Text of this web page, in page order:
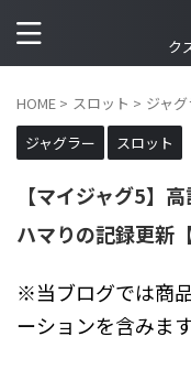
ク
HOME > スロット > ジャ
ジャグラー
スロット
【マイジャグ5】
ハマりの記録更新
※当ブログでは商
ーションを含みま